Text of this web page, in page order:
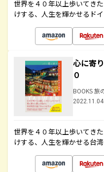
世界を４０年以上歩いてき
けする、人生を輝かせるド
心に寄
０
BOOKS 旅
世界を４０年以上歩いてき
けする、人生を輝かせる台